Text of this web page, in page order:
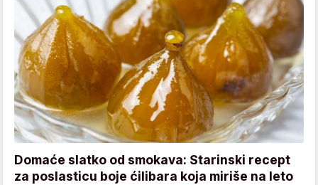
Domaće slatko od smokava: Starinski recept
za poslasticu boje ćilibara koja miriše na leto